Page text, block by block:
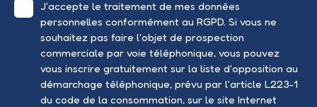
J'accepte le traitement de mes données
personnelles conformément au RGPD. Si vous ne
souhaitez pas faire l'objet de prospection
commerciale par voie téléphonique, vous pouvez
vous inscrire gratuitement sur la liste d'opposition au
démarchage téléphonique, prévu par l'article L223-1
du code de la consommation, sur le site Internet